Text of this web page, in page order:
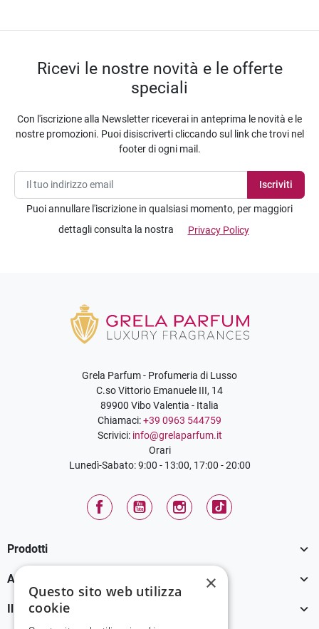
Ricevi le nostre novità e le offerte
speciali
Con l'iscrizione alla Newsletter riceverai in anteprima le novità e le
nostre promozioni. Puoi disiscriverti cliccando sul link che trovi nel
footer di ogni mail.
Puoi annullare l'iscrizione in qualsiasi momento, per maggiori
dettagli consulta la nostra
Privacy Policy
Grela Parfum - Profumeria di Lusso
C.so Vittorio Emanuele III, 14
89900 Vibo Valentia - Italia
Chiamaci:+39 0963 544759
Scrivici: info@grelaparfum.it
Orari
Lunedì-Sabato: 9:00 - 13:00, 17:00 - 20:00
FacebookYouTube InstagramTikTok
Prodotti 
Assistenza Clienti 
Il tuo account 
×
Questo sito web utilizza
cookie